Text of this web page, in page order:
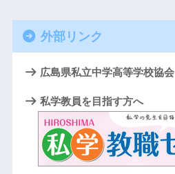
外部リンク
広島県私立中学高等学校協会
私学教員を目指す方へ